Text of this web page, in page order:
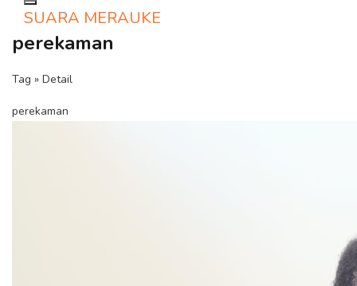
Toggle navigation
SUARA MERAUKE
perekaman
Tag » Detail
perekaman